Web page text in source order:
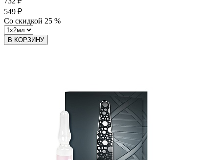
549 ₽
Со скидкой 25 %
В КОРЗИНУ